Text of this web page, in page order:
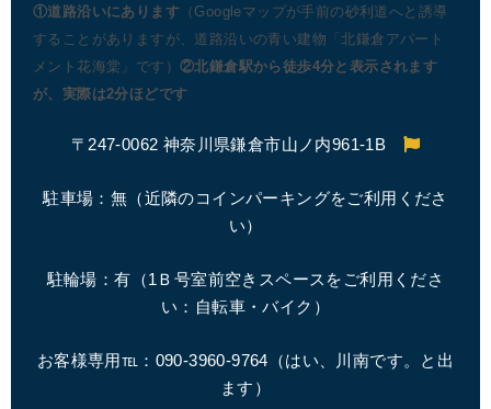
①道路沿いにあります （Googleマップが手前の砂利道へと誘導
することがありますが、道路沿いの青い建物「北鎌倉アパート
メント花海棠」です） ②北鎌倉駅から徒歩4分と表示されます
が、実際は2分ほどです
〒247-0062 神奈川県鎌倉市山ノ内961-1B
駐車場：無（近隣のコインパーキングをご利用くださ
い）
駐輪場：有（1Ｂ号室前空きスペースをご利用くださ
い：自転車・バイク）
お客様専用℡：090-3960-9764（はい、川南です。と出
ます）